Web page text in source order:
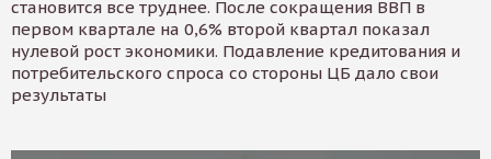
становится все труднее. После сокращения ВВП в
первом квартале на 0,6% второй квартал показал
нулевой рост экономики. Подавление кредитования и
потребительского спроса со стороны ЦБ дало свои
результаты